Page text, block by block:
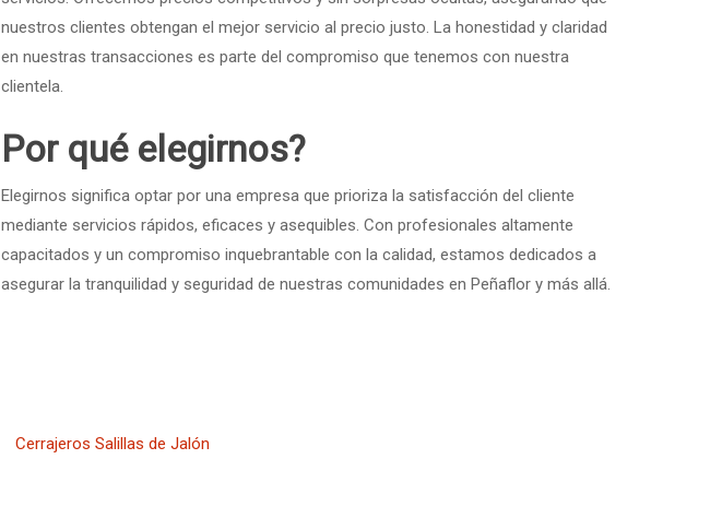
nuestros clientes obtengan el mejor servicio al precio justo. La honestidad y claridad
en nuestras transacciones es parte del compromiso que tenemos con nuestra
clientela.
Por qué elegirnos?
Elegirnos significa optar por una empresa que prioriza la satisfacción del cliente
mediante servicios rápidos, eficaces y asequibles. Con profesionales altamente
capacitados y un compromiso inquebrantable con la calidad, estamos dedicados a
asegurar la tranquilidad y seguridad de nuestras comunidades en Peñaflor y más allá.
Cerrajeros Salillas de Jalón